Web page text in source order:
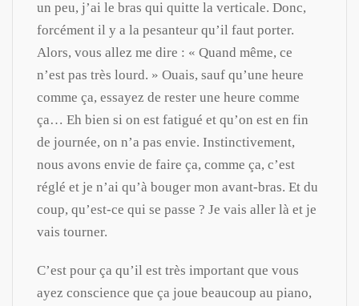
un peu, j’ai le bras qui quitte la verticale. Donc,
forcément il y a la pesanteur qu’il faut porter.
Alors, vous allez me dire : « Quand même, ce
n’est pas très lourd. » Ouais, sauf qu’une heure
comme ça, essayez de rester une heure comme
ça… Eh bien si on est fatigué et qu’on est en fin
de journée, on n’a pas envie. Instinctivement,
nous avons envie de faire ça, comme ça, c’est
réglé et je n’ai qu’à bouger mon avant-bras. Et du
coup, qu’est-ce qui se passe ? Je vais aller là et je
vais tourner.
C’est pour ça qu’il est très important que vous
ayez conscience que ça joue beaucoup au piano,